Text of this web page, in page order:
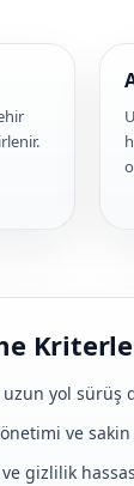
yol sürüş
ve
gizlilik